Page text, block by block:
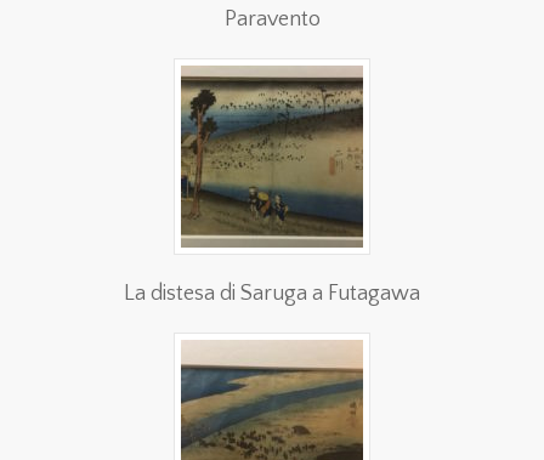
Paravento
La distesa di Saruga a Futagawa